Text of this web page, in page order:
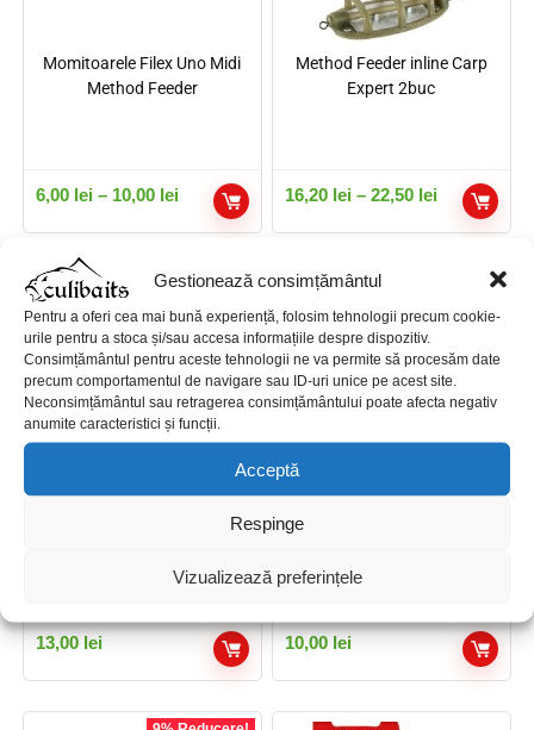
Gestionează consimțământul
Pentru a oferi cea mai bună experiență, folosim tehnologii precum cookie-
urile pentru a stoca și/sau accesa informațiile despre dispozitiv.
Consimțământul pentru aceste tehnologii ne va permite să procesăm date
precum comportamentul de navigare sau ID-uri unice pe acest site.
Neconsimțământul sau retragerea consimțământului poate afecta negativ
anumite caracteristici și funcții.
Acceptă
Respinge
Vizualizează preferințele
Momitoarele Filex Uno Midi
Method Feeder
6,00 lei – 10,00 lei
Method Feeder inline Carp
Expert 2buc
16,20 lei – 22,50 lei
13,00 lei 10,00 lei